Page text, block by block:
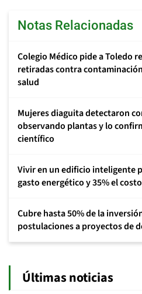
Notas Relacionadas
Colegio Médico pide a Toledo
retiradas contra
salud
Mujeres diaguita detectaron
observando plantas y lo
científico
Vivir en un edificio inteligente
gasto energético y 35% el
Cubre hasta 50% de la
postulaciones a proyectos de
Últimas noticias